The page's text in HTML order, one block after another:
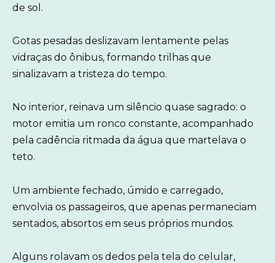
de sol.
Gotas pesadas deslizavam lentamente pelas
vidraças do ônibus, formando trilhas que
sinalizavam a tristeza do tempo.
No interior, reinava um silêncio quase sagrado: o
motor emitia um ronco constante, acompanhado
pela cadência ritmada da água que martelava o
teto.
Um ambiente fechado, úmido e carregado,
envolvia os passageiros, que apenas permaneciam
sentados, absortos em seus próprios mundos.
Alguns rolavam os dedos pela tela do celular,